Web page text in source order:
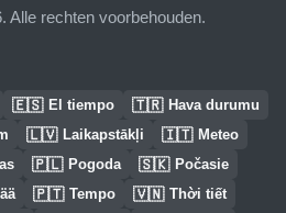
Alle rechten voorbehouden.
🇪🇸 El tiempo 🇹🇷 Hava durumu
🇱🇻 Laikapstākļi 🇮🇹 Meteo
🇵🇱 Pogoda 🇸🇰 Počasie
🇵🇹 Tempo 🇻🇳 Thời tiết